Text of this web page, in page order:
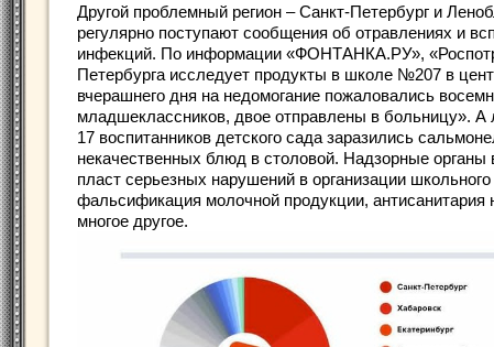
Другой проблемный регион – Санкт-Петербург и
регулярно поступают сообщения об отравлениях и
инфекций. По информации «ФОНТАНКА.РУ»,
Петербурга исследует продукты в школе №207 в
вчерашнего дня на недомогание пожаловались
младшеклассников, двое отправлены в больницу». А
17 воспитанников детского сада заразились
некачественных блюд в столовой. Надзорные
пласт серьезных нарушений в организации школьного
фальсификация молочной продукции, антисанитария
многое другое.